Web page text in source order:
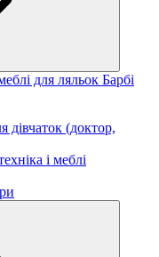
для ляльок Барбі
дівчаток (доктор,
і меблі